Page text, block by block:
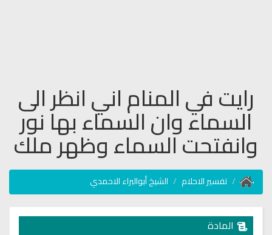
رايت في المنام اني انظر الى
السماء وان السماء بها نور
وانفتحت السماء وظهر ملك
تفسير الاحلام الشيخ أبوالبراء الاحمدي
المادة